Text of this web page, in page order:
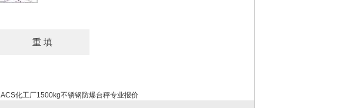
ACS化工厂1500kg不锈钢防爆台秤专业报价